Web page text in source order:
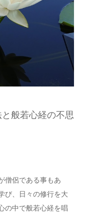
般若心経の不思
僧侶である事もあ
び、
日々の修行を大
の中で般若心経を唱